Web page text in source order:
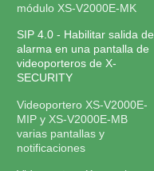
módulo XS-V2000E-MK
SIP 4.0 - Habilitar salida de
alarma en una pantalla de
videoporteros de X-
SECURITY
Videoportero XS-V2000E-
MIP y XS-V2000E-MB
varias pantallas y
notificaciones